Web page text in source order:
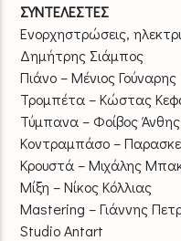
ΣΥΝΤΕΛΕΣΤΕΣ
Ενορχηστρώσεις,
Δημήτρης Σιάμπος
Πιάνο – Μένιος Γούναρης
Τρομπέτα – Κώστας
Τύμπανα – Φοίβος Άνθης
Κοντραμπάσο –
Κρουστά – Μιχάλης
Μίξη – Νίκος Κόλλιας
Mastering – Γιάννης
Studio Antart